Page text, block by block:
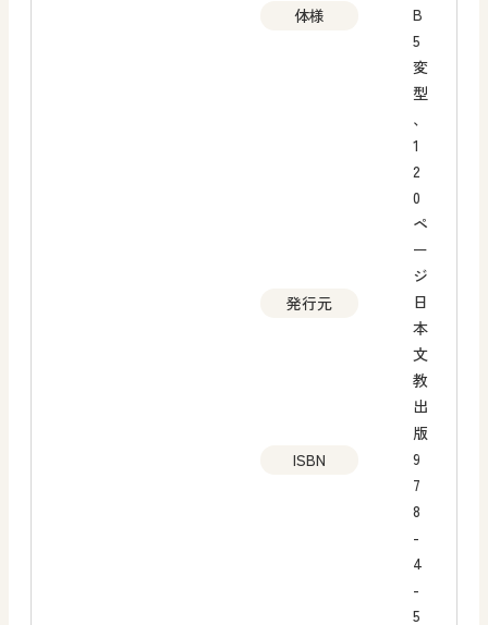
体様
B
5
変
型
、
1
2
0
ペ
ー
ジ
発行元
日
本
文
教
出
版
ISBN
9
7
8
-
4
-
5